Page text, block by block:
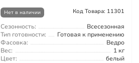
Нет в наличии Код Товара: 11301
Сезонность:
Всесезонная
Тип готовности:
Готовая к применению
Фасовка:
Ведро
Вес:
1 кг
Цвет:
белый